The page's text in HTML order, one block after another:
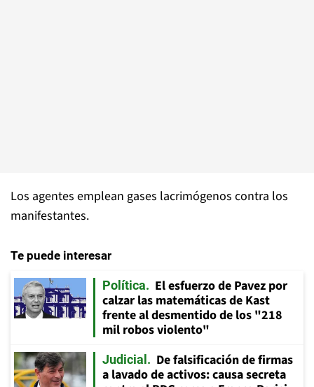
Los agentes emplean gases lacrimógenos contra los
manifestantes.
Te puede interesar
Política
El esfuerzo de Pavez por
calzar las matemáticas de Kast
frente al desmentido de los "218
mil robos violento"
Judicial
De falsificación de firmas
a lavado de activos: causa secreta